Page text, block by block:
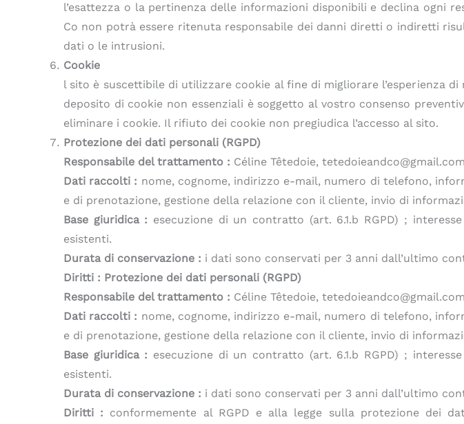
l’esattezza o la pertinenza delle informazioni disponibili e declina ogni
Co non potrà essere ritenuta responsabile dei danni diretti o indiretti
dati o le intrusioni.
Cookie
l sito è suscettibile di utilizzare cookie al fine di migliorare l’esperienza
deposito di cookie non essenziali è soggetto al vostro consenso
eliminare i cookie. Il rifiuto dei cookie non pregiudica l’accesso al sito.
Protezione dei dati personali (RGPD)
Responsabile del trattamento : Céline Têtedoie, tetedoieandco@gmail.com
Dati raccolti : nome, cognome, indirizzo e-mail, numero di telefono,
e di prenotazione, gestione della relazione con il cliente, invio di
Base giuridica : esecuzione di un contratto (art. 6.1.b RGPD) ;
esistenti.
Durata di conservazione : i dati sono conservati per 3 anni dall’ultimo
Diritti : Protezione dei dati personali (RGPD)
Responsabile del trattamento : Céline Têtedoie, tetedoieandco@gmail.com
Dati raccolti : nome, cognome, indirizzo e-mail, numero di telefono,
e di prenotazione, gestione della relazione con il cliente, invio di
Base giuridica : esecuzione di un contratto (art. 6.1.b RGPD) ;
esistenti.
Durata di conservazione : i dati sono conservati per 3 anni dall’ultimo
Diritti : conformemente al RGPD e alla legge sulla protezione dei